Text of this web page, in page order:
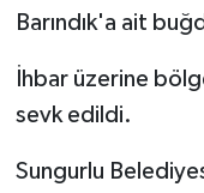
Barındık'a ait
İhbar üzerine
sevk edildi.
Sungurlu